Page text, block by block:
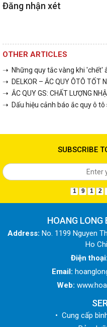
Đăng nhận xét
OTHER ARTICLES
➝ Những quy tắc vàng khi 'chết'
➝ DELKOR – ẮC QUY ÔTÔ TỐT
➝ ẮC QUY GS: CHẤT LƯỢNG
➝ Dấu hiệu cảnh báo ắc quy ô tô
SUBSCRIBE
1 9 1 2
HOANG LONG
Address: No. 1199 Nguyen
Ho
Điện thoại:
Email:
Web:
• Cung cấp